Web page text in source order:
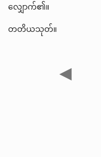
လျှောက်၏။
တတိယသုတ်။
◀